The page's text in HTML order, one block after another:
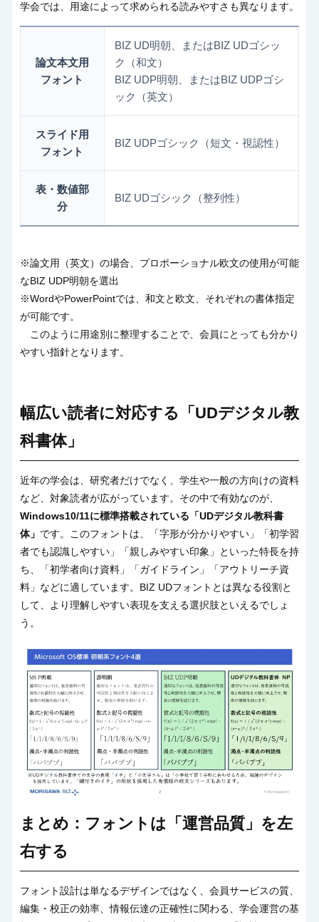
学会では、用途によって求められる読みやすさも異なります。
論文本文用
フォント
BIZ UD明朝、またはBIZ UDゴシッ
ク（和文）
BIZ UDP明朝、またはBIZ UDPゴシ
ック（英文）
スライド用
フォント
BIZ UDPゴシック（短文・視認性）
表・数値部
分
BIZ UDゴシック（整列性）
※論文用（英文）の場合、プロポーショナル欧文の使用が可能
なBIZ UDP明朝を選出
※WordやPowerPointでは、和文と欧文、それぞれの書体指定
が可能です。
このように用途別に整理することで、会員にとっても分かり
やすい指針となります。
幅広い読者に対応する「 UDデジタル教
科書体」
近年の学会は、研究者だけでなく、学生や一般の方向けの資料
など、対象読者が広がっています。その中で有効なのが、
Windows10/11に標準搭載されている「UDデジタル教科書
体」 です。このフォントは、「字形が分かりやすい」「初学習
者でも認識しやすい」「親しみやすい印象」といった特長を持
ち、「初学者向け資料」「ガイドライン」「アウトリーチ資
料」などに適しています。 BIZ UDフォントとは異なる役割と
して、より理解しやすい表現を支える選択肢といえるでしょ
う。
まとめ：フォントは「運営品質」を左
右する
フォント設計は単なるデザインではなく、会員サービスの質、
編集・校正の効率、情報伝達の正確性に関わる、学会運営の基